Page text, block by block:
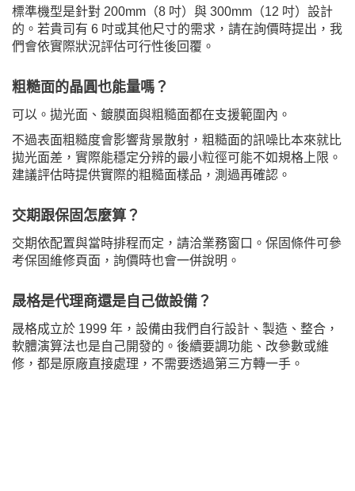
標準機型是針對 200mm（8 吋）與 300mm（12 吋）設計
的。若貴司有 6 吋或其他尺寸的需求，請在詢價時提出，我
們會依實際狀況評估可行性後回覆。
粗糙面的晶圓也能量嗎？
可以。拋光面、鍍膜面與粗糙面都在支援範圍內。
不過表面粗糙度會影響背景散射，粗糙面的訊噪比本來就比
拋光面差，實際能穩定分辨的最小粒徑可能不如規格上限。
建議評估時提供實際的粗糙面樣品，測過再確認。
交期跟保固怎麼算？
交期依配置與當時排程而定，請洽業務窗口。保固條件可參
考保固維修頁面，詢價時也會一併說明。
晟格是代理商還是自己做設備？
晟格成立於 1999 年，設備由我們自行設計、製造、整合，
軟體演算法也是自己開發的。後續要調功能、改參數或維
修，都是原廠直接處理，不需要透過第三方轉一手。